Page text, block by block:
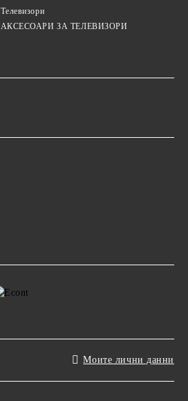
Телевизори
АКСЕСОАРИ ЗА ТЕЛЕВИЗОРИ
Моите лични данни